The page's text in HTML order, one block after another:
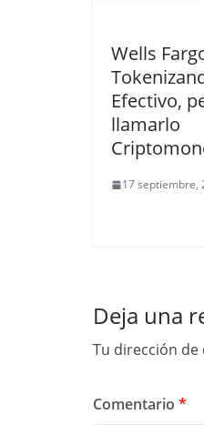
Wells
Efectivo,
llamarlo
17 septiembre,
Deja una
Tu dirección
Comentario *